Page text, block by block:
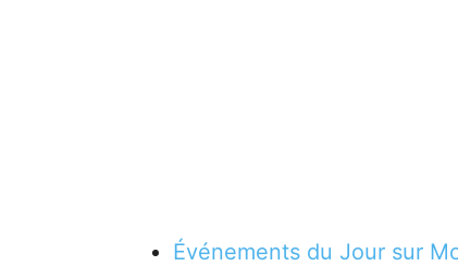
Événements du Jour sur